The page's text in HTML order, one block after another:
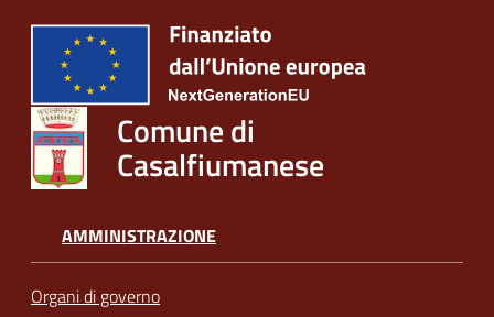
Comune di
Casalfiumanese
AMMINISTRAZIONE
Organi di governo